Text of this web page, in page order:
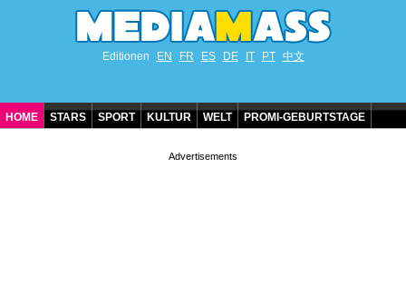
Editionen EN FR ES DE IT PT 中文
HOME STARS SPORT KULTUR WELT PROMI-GEBURTSTAGE